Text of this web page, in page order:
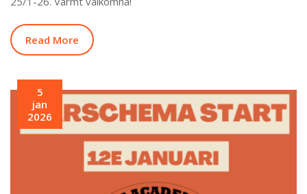
Read More
5
jan
2026